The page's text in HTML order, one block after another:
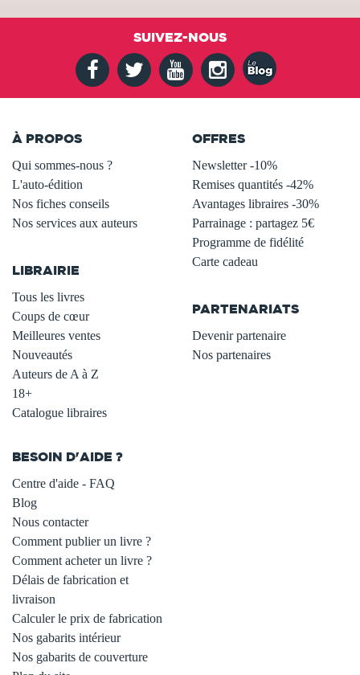
SUIVEZ-NOUS
À PROPOS
Qui sommes-nous ?
L'auto-édition
Nos fiches conseils
Nos services aux auteurs
LIBRAIRIE
Tous les livres
Coups de cœur
Meilleures ventes
Nouveautés
Auteurs de A à Z
18+
Catalogue libraires
OFFRES
Newsletter -10%
Remises quantités -42%
Avantages libraires -30%
Parrainage : partagez 5€
Programme de fidélité
Carte cadeau
PARTENARIATS
Devenir partenaire
Nos partenaires
BESOIN D'AIDE ?
Centre d'aide - FAQ
Blog
Nous contacter
Comment publier un livre ?
Comment acheter un livre ?
Délais de fabrication et
livraison
Calculer le prix de fabrication
Nos gabarits intérieur
Nos gabarits de couverture